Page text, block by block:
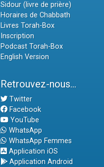
Sidour (livre de prière)
Horaires de Chabbath
Livres Torah-Box
Inscription
Podcast Torah-Box
English Version
Retrouvez-nous...
Twitter
Facebook
YouTube
WhatsApp
WhatsApp Femmes
Application iOS
Application Android